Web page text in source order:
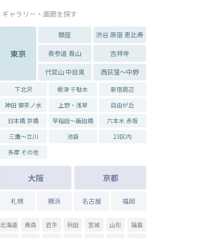
ギャラリー・画廊を探す
東京
銀座
渋谷 原宿 恵比寿
表参道 青山
吉祥寺
代官山 中目黒
西荻窪～中野
下北沢 根津 千駄木
新宿周辺
神田 御茶ノ水
上野・浅草
自由が丘
日本橋 京橋
早稲田～飯田橋
六本木 赤坂
三鷹～立川
池袋
23区内
多摩 その他
大阪 京都
札幌 横浜 名古屋 福岡
北海道 青森 岩手 秋田 宮城 山形
福島